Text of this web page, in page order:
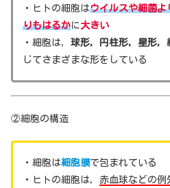
・ヒトの細胞はウイルスや細菌よ
りもはるかに大きい
・細胞は， 球形，円柱形，星形，
じてさまざまな形をしている
②細胞の構造
・細胞は細胞膜で包まれている
・ヒトの細胞は， 赤血球などの例